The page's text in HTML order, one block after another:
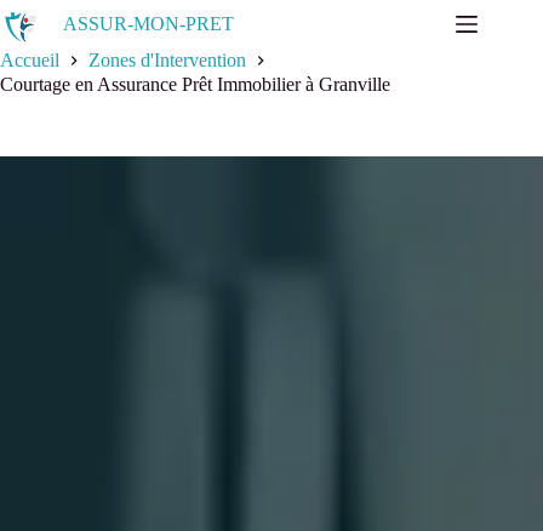
ASSUR-MON-PRET
Accueil
Zones d'Intervention
Courtage en Assurance Prêt Immobilier à Granville